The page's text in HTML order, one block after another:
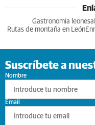
Gastronomia leonesa
Rutas de montaña en León
Suscríbete a
Nombre
Email